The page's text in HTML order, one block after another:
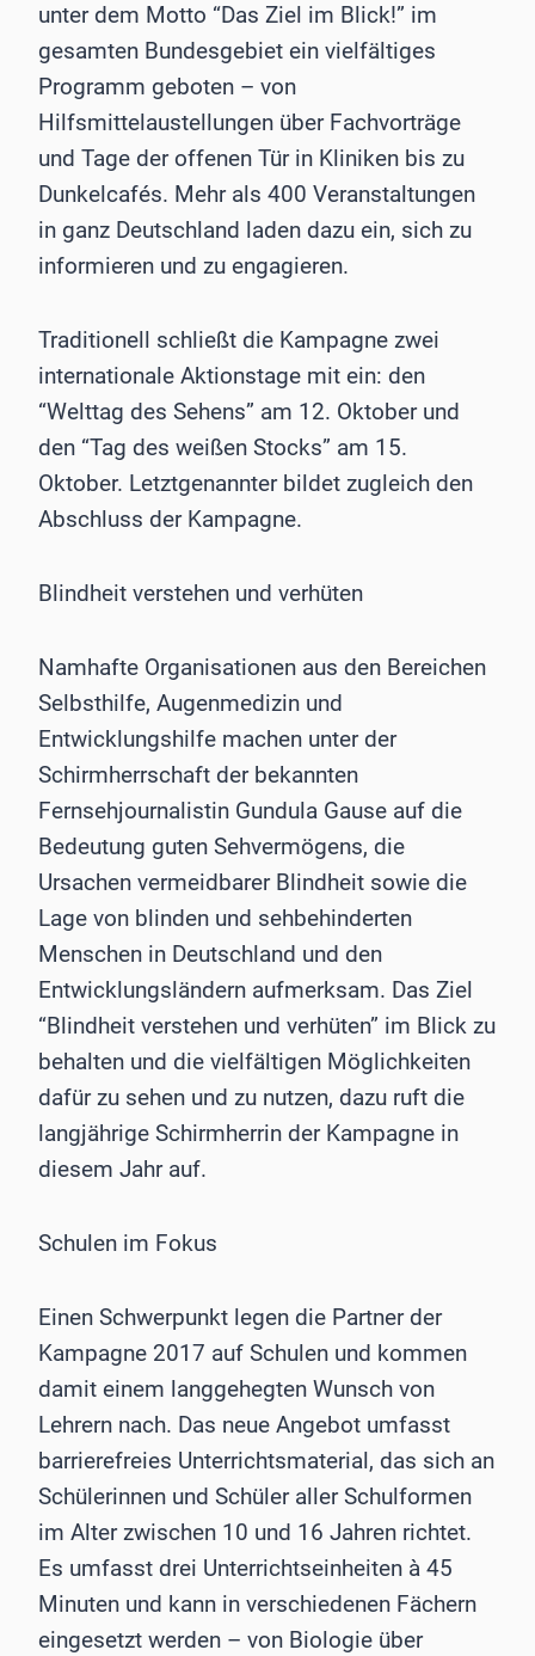
unter dem Motto “Das Ziel im Blick!” im
gesamten Bundesgebiet ein vielfältiges
Programm geboten – von
Hilfsmittelaustellungen über Fachvorträge
und Tage der offenen Tür in Kliniken bis zu
Dunkelcafés. Mehr als 400 Veranstaltungen
in ganz Deutschland laden dazu ein, sich zu
informieren und zu engagieren.
Traditionell schließt die Kampagne zwei
internationale Aktionstage mit ein: den
“Welttag des Sehens” am 12. Oktober und
den “Tag des weißen Stocks” am 15.
Oktober. Letztgenannter bildet zugleich den
Abschluss der Kampagne.
Blindheit verstehen und verhüten
Namhafte Organisationen aus den Bereichen
Selbsthilfe, Augenmedizin und
Entwicklungshilfe machen unter der
Schirmherrschaft der bekannten
Fernsehjournalistin Gundula Gause auf die
Bedeutung guten Sehvermögens, die
Ursachen vermeidbarer Blindheit sowie die
Lage von blinden und sehbehinderten
Menschen in Deutschland und den
Entwicklungsländern aufmerksam. Das Ziel
“Blindheit verstehen und verhüten” im Blick zu
behalten und die vielfältigen Möglichkeiten
dafür zu sehen und zu nutzen, dazu ruft die
langjährige Schirmherrin der Kampagne in
diesem Jahr auf.
Schulen im Fokus
Einen Schwerpunkt legen die Partner der
Kampagne 2017 auf Schulen und kommen
damit einem langgehegten Wunsch von
Lehrern nach. Das neue Angebot umfasst
barrierefreies Unterrichtsmaterial, das sich an
Schülerinnen und Schüler aller Schulformen
im Alter zwischen 10 und 16 Jahren richtet.
Es umfasst drei Unterrichtseinheiten à 45
Minuten und kann in verschiedenen Fächern
eingesetzt werden – von Biologie über